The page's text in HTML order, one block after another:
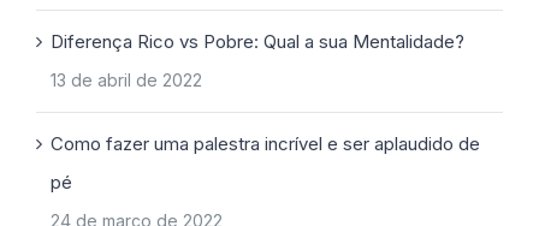
Diferença Rico vs Pobre: Qual a sua Mentalidade?
13 de abril de 2022
Como fazer uma palestra incrível e ser aplaudido de
pé
24 de março de 2022